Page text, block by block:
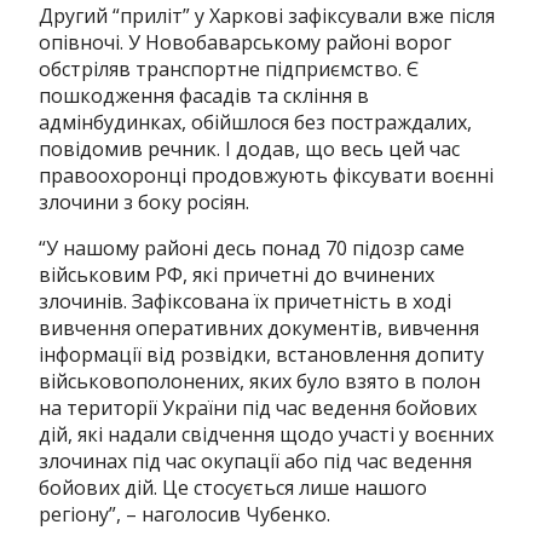
Другий “приліт” у Харкові зафіксували вже після
опівночі. У Новобаварському районі ворог
обстріляв транспортне підприємство. Є
пошкодження фасадів та скління в
адмінбудинках, обійшлося без постраждалих,
повідомив речник. І додав, що весь цей час
правоохоронці продовжують фіксувати воєнні
злочини з боку росіян.
“У нашому районі десь понад 70 підозр саме
військовим РФ, які причетні до вчинених
злочинів. Зафіксована їх причетність в ході
вивчення оперативних документів, вивчення
інформації від розвідки, встановлення допиту
військовополонених, яких було взято в полон
на території України під час ведення бойових
дій, які надали свідчення щодо участі у воєнних
злочинах під час окупації або під час ведення
бойових дій. Це стосується лише нашого
регіону”, – наголосив Чубенко.